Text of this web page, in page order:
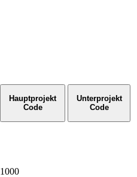
Hauptprojekt
Code
Unterprojekt
Code
1000